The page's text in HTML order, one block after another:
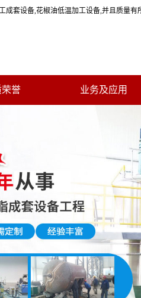
成套设备,花椒油低温加工设备,并且质量有
荣誉 业务及应用